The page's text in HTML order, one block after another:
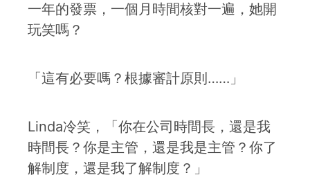
一年的發票，一個月時間核對一遍，她開
玩笑嗎？
「這有必要嗎？根據審計原則……」
Linda冷笑，「你在公司時間長，還是我
時間長？你是主管，還是我是主管？你了
解制度，還是我了解制度？」